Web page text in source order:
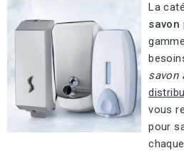
La
savon
savon
vous
pour